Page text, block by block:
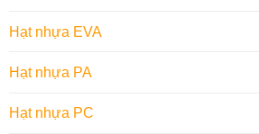
Hạt nhựa EVA
Hạt nhựa PA
Hạt nhựa PC